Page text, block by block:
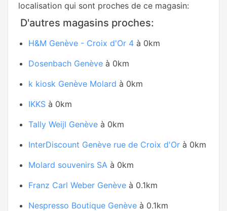
localisation qui sont proches de ce magasin:
D'autres magasins proches:
H&M Genève - Croix d'Or 4 à 0km
Dosenbach Genève à 0km
k kiosk Genève Molard à 0km
IKKS à 0km
Tally Weijl Genève à 0km
InterDiscount Genève rue de Croix d'Or à 0km
Molard souvenirs SA à 0km
Franz Carl Weber Genève à 0.1km
Nespresso Boutique Genève à 0.1km